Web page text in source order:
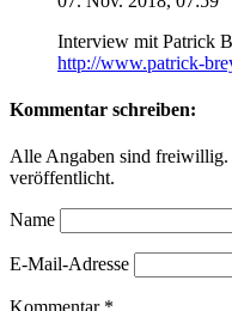
Interview mit Patrick
http://www.patrick-
Kommentar schreiben:
Alle Angaben sind
veröffentlicht.
Name
E-Mail-Adresse